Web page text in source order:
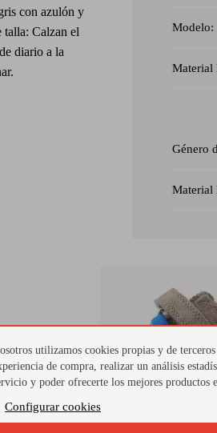
Modelo:
Material
Género
Material
con azulón y
Calzan el
diario a la
utilizamos cookies propias y de
de compra, realizar un análisis
y poder ofrecerte los mejores productos
Configurar cookies